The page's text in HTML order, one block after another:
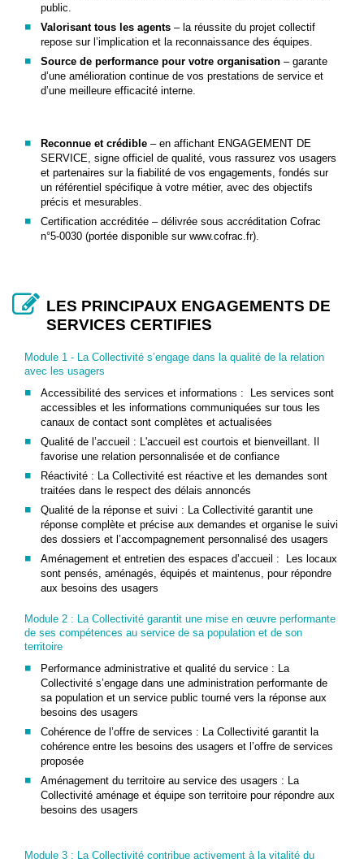
public.
Valorisant tous les agents – la réussite du projet collectif
repose sur l’implication et la reconnaissance des équipes.
Source de performance pour votre organisation – garante
d’une amélioration continue de vos prestations de service et
d’une meilleure efficacité interne.
Reconnue et crédible – en affichant ENGAGEMENT DE
SERVICE, signe officiel de qualité, vous rassurez vos usagers
et partenaires sur la fiabilité de vos engagements, fondés sur
un référentiel spécifique à votre métier, avec des objectifs
précis et mesurables.
Certification accréditée – délivrée sous accréditation Cofrac
n°5-0030 (portée disponible sur www.cofrac.fr).
LES PRINCIPAUX ENGAGEMENTS DE
SERVICES CERTIFIES
Module 1 - La Collectivité s’engage dans la qualité de la relation
avec les usagers
Accessibilité des services et informations : Les services sont
accessibles et les informations communiquées sur tous les
canaux de contact sont complètes et actualisées
Qualité de l’accueil : L'accueil est courtois et bienveillant. Il
favorise une relation personnalisée et de confiance
Réactivité : La Collectivité est réactive et les demandes sont
traitées dans le respect des délais annoncés
Qualité de la réponse et suivi : La Collectivité garantit une
réponse complète et précise aux demandes et organise le suivi
des dossiers et l’accompagnement personnalisé des usagers
Aménagement et entretien des espaces d’accueil : Les locaux
sont pensés, aménagés, équipés et maintenus, pour répondre
aux besoins des usagers
Module 2 : La Collectivité garantit une mise en œuvre performante
de ses compétences au service de sa population et de son
territoire
Performance administrative et qualité du service : La
Collectivité s’engage dans une administration performante de
sa population et un service public tourné vers la réponse aux
besoins des usagers
Cohérence de l’offre de services : La Collectivité garantit la
cohérence entre les besoins des usagers et l’offre de services
proposée
Aménagement du territoire au service des usagers : La
Collectivité aménage et équipe son territoire pour répondre aux
besoins des usagers
Module 3 : La Collectivité contribue activement à la vitalité du